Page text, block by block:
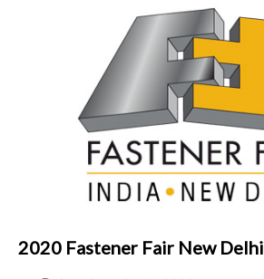
2020 Fastener Fair New Delhi